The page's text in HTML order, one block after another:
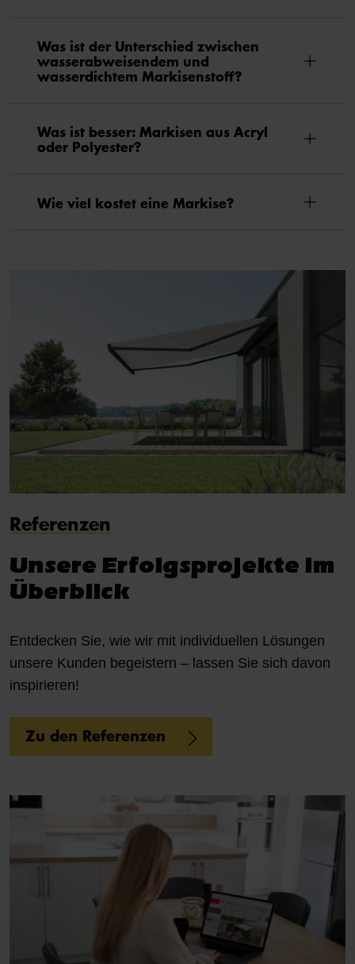
Was ist der Unterschied zwischen
wasserabweisendem und
wasserdichtem Markisenstoff?
Was ist besser: Markisen aus Acryl
oder Polyester?
Wie viel kostet eine Markise?
Referenzen
Unsere Erfolgsprojekte im
Überblick
Entdecken Sie, wie wir mit individuellen Lösungen
unsere Kunden begeistern – lassen Sie sich davon
inspirieren!
Zu den Referenzen